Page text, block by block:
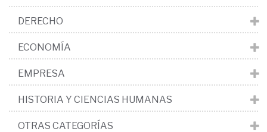
DERECHO
ECONOMÍA
EMPRESA
HISTORIA Y CIENCIAS HUMANAS
OTRAS CATEGORÍAS